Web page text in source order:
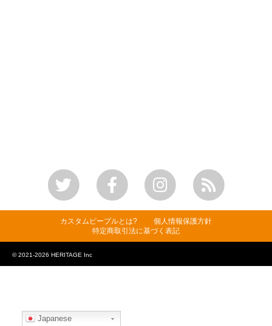
カスタムピープルとは?
個人情報保護方針
特定商取引法に基づく表記
© 2021-2026 HERITAGE Inc
Japanese